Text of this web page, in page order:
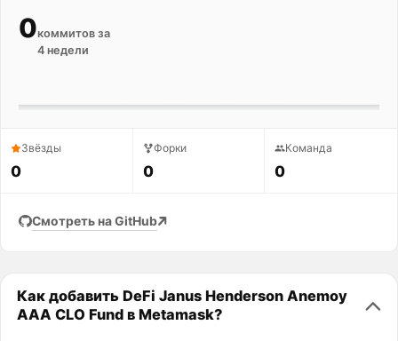
0коммитов за
4 недели
Звёзды
0
Форки
0
Команда
0
Смотреть на GitHub
Как добавить DeFi Janus Henderson Anemoy
AAA CLO Fund в Metamask?